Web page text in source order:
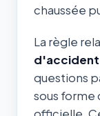
chaussée
La règle
questions
sous forme